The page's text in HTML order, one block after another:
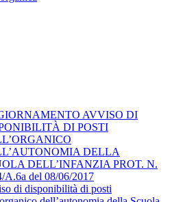
AVVISO DI
DI POSTI
DELLA
DELL’INFANZIA PROT. N.
A.6a del 08/06/2017
di disponibilità di posti